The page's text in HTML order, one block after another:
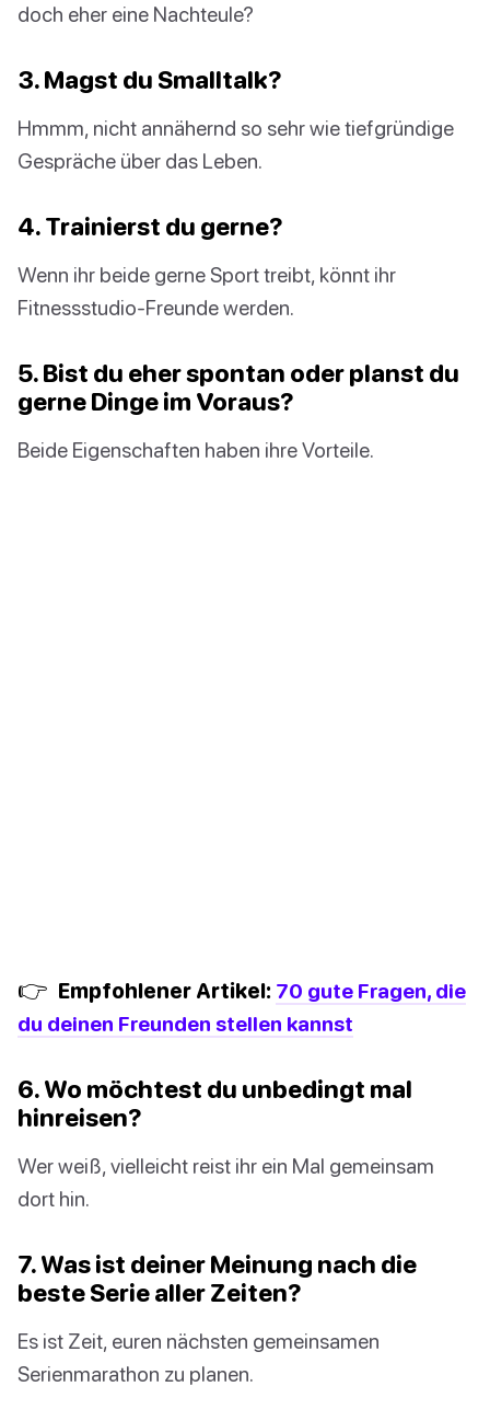
doch eher eine Nachteule?
3. Magst du Smalltalk?
Hmmm, nicht annähernd so sehr wie tiefgründige
Gespräche über das Leben.
4. Trainierst du gerne?
Wenn ihr beide gerne Sport treibt, könnt ihr
Fitnessstudio-Freunde werden.
5. Bist du eher spontan oder planst du
gerne Dinge im Voraus?
Beide Eigenschaften haben ihre Vorteile.
👉 Empfohlener Artikel: 70 gute Fragen, die
du deinen Freunden stellen kannst
6. Wo möchtest du unbedingt mal
hinreisen?
Wer weiß, vielleicht reist ihr ein Mal gemeinsam
dort hin.
7. Was ist deiner Meinung nach die
beste Serie aller Zeiten?
Es ist Zeit, euren nächsten gemeinsamen
Serienmarathon zu planen.